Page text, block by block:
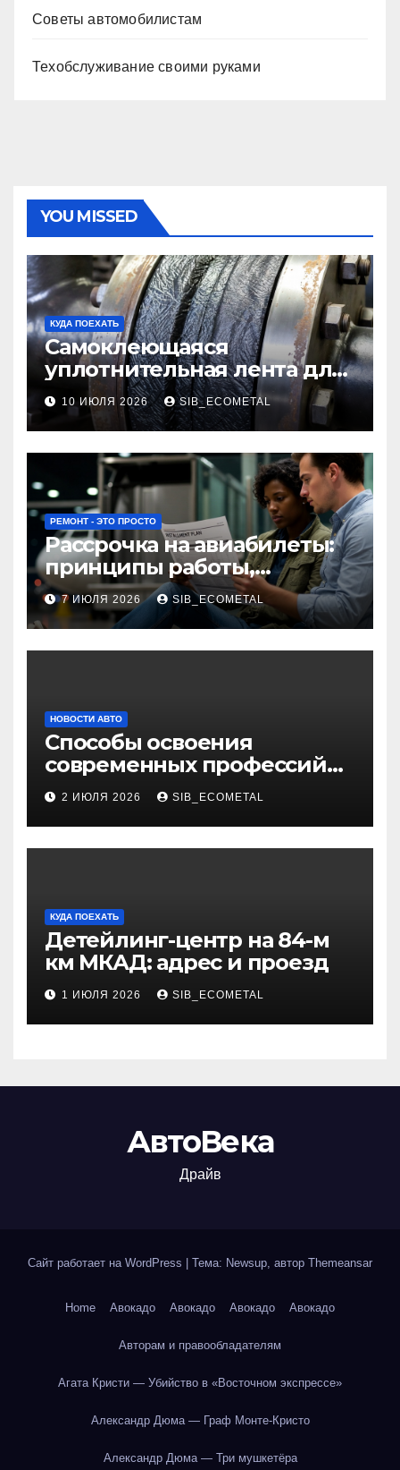
Советы автомобилистам
Техобслуживание своими руками
YOU MISSED
КУДА ПОЕХАТЬ
Самоклеющаяся
уплотнительная лента для
огнезащиты фланцевых
соединений
10 ИЮЛЯ 2026 SIB_ECOMETAL
РЕМОНТ - ЭТО ПРОСТО
Рассрочка на авиабилеты:
принципы работы,
требования и
потенциальные риски
7 ИЮЛЯ 2026 SIB_ECOMETAL
НОВОСТИ АВТО
Способы освоения
современных профессий
через онлайн-курсы
2 ИЮЛЯ 2026 SIB_ECOMETAL
КУДА ПОЕХАТЬ
Детейлинг-центр на 84-м
км МКАД: адрес и проезд
1 ИЮЛЯ 2026 SIB_ECOMETAL
АвтоВека
Драйв
Сайт работает на WordPress Тема: Newsup, автор Themeansar
Home Авокадо Авокадо Авокадо Авокадо
Авторам и правообладателям
Агата Кристи — Убийство в «Восточном экспрессе»
Александр Дюма — Граф Монте-Кристо
Александр Дюма — Три мушкетёра